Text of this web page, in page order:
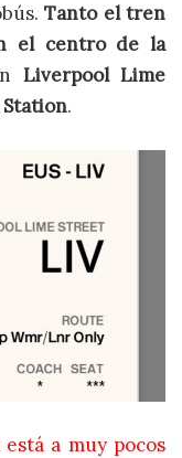
Tanto el tren
el centro de la
Liverpool Lime
Station.
a muy pocos